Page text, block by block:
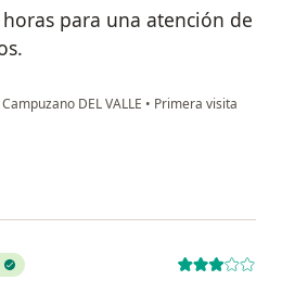
para una atención de
DEL VALLE • Primera visita